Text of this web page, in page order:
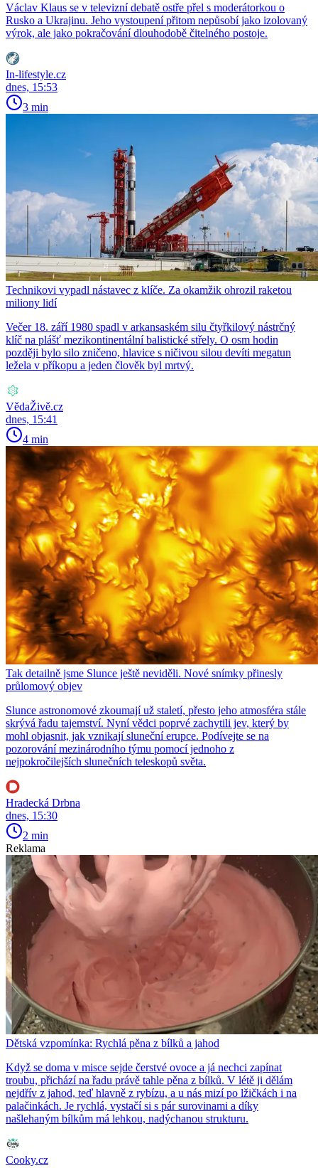
Václav Klaus se v televizní debatě ostře přel s moderátorkou o
Rusko a Ukrajinu. Jeho vystoupení přitom nepůsobí jako izolovaný
výrok, ale jako pokračování dlouhodobě čitelného postoje.
In-lifestyle.cz
dnes, 15:53
3 min
Technikovi vypadl nástavec z klíče. Za okamžik ohrozil raketou
miliony lidí
Večer 18. září 1980 spadl v arkansaském silu čtyřkilový nástrčný
klíč na plášť mezikontinentální balistické střely. O osm hodin
později bylo silo zničeno, hlavice s ničivou silou devíti megatun
ležela v příkopu a jeden člověk byl mrtvý.
VědaŽivě.cz
dnes, 15:41
4 min
Tak detailně jsme Slunce ještě neviděli. Nové snímky přinesly
průlomový objev
Slunce astronomové zkoumají už staletí, přesto jeho atmosféra stále
skrývá řadu tajemství. Nyní vědci poprvé zachytili jev, který by
mohl objasnit, jak vznikají sluneční erupce. Podívejte se na
pozorování mezinárodního týmu pomocí jednoho z
nejpokročilejších slunečních teleskopů světa.
Hradecká Drbna
dnes, 15:30
2 min
Reklama
Dětská vzpomínka: Rychlá pěna z bílků a jahod
Když se doma v misce sejde čerstvé ovoce a já nechci zapínat
troubu, přichází na řadu právě tahle pěna z bílků. V létě ji dělám
nejdřív z jahod, teď hlavně z rybízu, a u nás mizí po lžičkách i na
palačinkách. Je rychlá, vystačí si s pár surovinami a díky
našlehaným bílkům má lehkou, nadýchanou strukturu.
Cooky.cz